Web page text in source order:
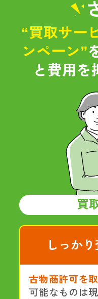
“買取サー
ンペーン”
と費用を
買
しっか
古物商許可を
可能なものは